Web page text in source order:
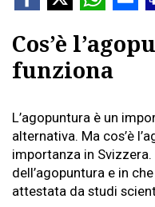
Cos’è
funziona
L’agopuntura è un
alternativa. Ma cos’è
importanza in
dell’agopuntura e in
attestata da studi